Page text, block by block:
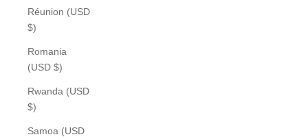
Réunion (USD
$)
Romania
(USD $)
Rwanda (USD
$)
Samoa (USD